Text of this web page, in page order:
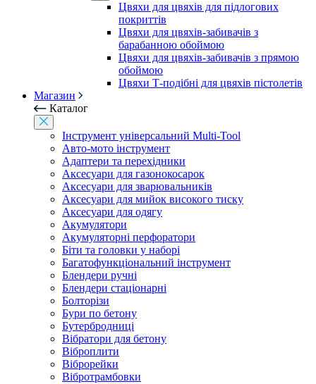
Цвяхи для цвяхів для підлогових
покриттів
Цвяхи для цвяхів-забивачів з
барабанною обоймою
Цвяхи для цвяхів-забивачів з прямою
обоймою
Цвяхи Т-подібні для цвяхів пістолетів
Магазин
Каталог
Інструмент універсальний Multi-Tool
Авто-мото інструмент
Адаптери та перехідники
Аксесуари для газонокосарок
Аксесуари для зварювальників
Аксесуари для мийок високого тиску
Аксесуари для одягу
Акумулятори
Акумуляторні перфоратори
Біти та головки у наборі
Багатофункціональний інструмент
Блендери ручні
Блендери стаціонарні
Болторізи
Бури по бетону
Бутербродниці
Вібратори для бетону
Віброплити
Віброрейки
Вібротрамбовки